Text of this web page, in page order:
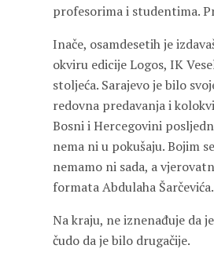
profesorima i studentima.
Inače, osamdesetih je
okviru edicije Logos, IK
stoljeća. Sarajevo je bilo
redovna predavanja i
Bosni i Hercegovini
nema ni u pokušaju. Bojim
nemamo ni sada, a
formata Abdulaha Šarčevića.
Na kraju, ne iznenađuje da
čudo da je bilo drugačije.